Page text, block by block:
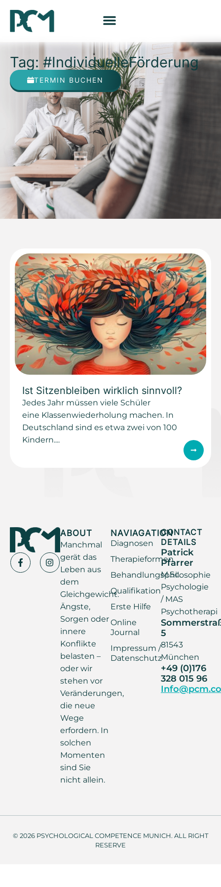
Tag: #IndividuelleFörderung
TERMIN BUCHEN
Ist Sitzenbleiben wirklich sinnvoll?
Jedes Jahr müssen viele Schüler
eine Klassenwiederholung machen. In
Deutschland sind es etwa zwei von 100
Kindern....
ABOUT
Manchmal
gerät das
Leben aus
dem
Gleichgewicht.
Ängste,
Sorgen oder
innere
Konflikte
belasten –
oder wir
stehen vor
Veränderungen,
die neue
Wege
erfordern. In
solchen
Momenten
sind Sie
nicht allein.
NAVIAGATION
Diagnosen
Therapieformen
Behandlungsphilosophie
Qualifikation
Erste Hilfe
Online
Journal
Impressum /
Datenschutz
CONTACT
DETAILS
Patrick
Pfarrer
M.Sc.
Psychologie
/ MAS
Psychotherapi
5
81543
München
+49 (0)176
328 015 96
© 2026 PSYCHOLOGICAL COMPETENCE MUNICH. ALL RIGHT
RESERVE